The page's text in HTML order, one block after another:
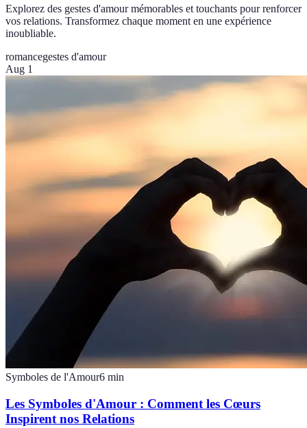
Explorez des gestes d'amour mémorables et touchants pour renforcer
vos relations. Transformez chaque moment en une expérience
inoubliable.
romancegestes d'amour
Aug 1
Symboles de l'Amour6 min
Les Symboles d'Amour : Comment les Cœurs
Inspirent nos Relations